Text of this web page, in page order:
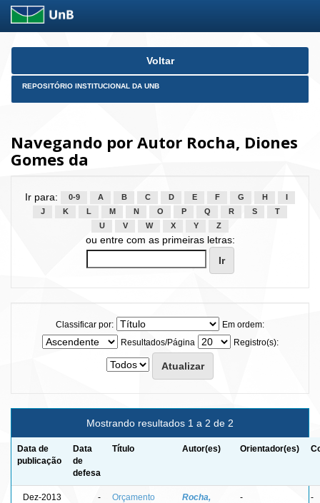
Skip
Voltar
REPOSITÓRIO INSTITUCIONAL DA UNB
Navegando por Autor Rocha, Diones
Gomes da
Ir para: 0-9 A B C D E F G H
J
K L M N O P Q R S
T
U
V W X Y Z
ou entre com as primeiras letras:
Classificar por:
Em ordem:
Resultados/Página
Registro(s):
Mostrando resultados 1 a 2 de 2
Data de
publicação
Data
de
defesa
Título Autor(es) Orientador(es)
Dez-2013 -
Orçamento
Rocha,
- -